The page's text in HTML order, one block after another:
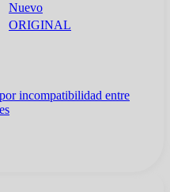
Nuevo
ORIGINAL
incompatibilidad entre